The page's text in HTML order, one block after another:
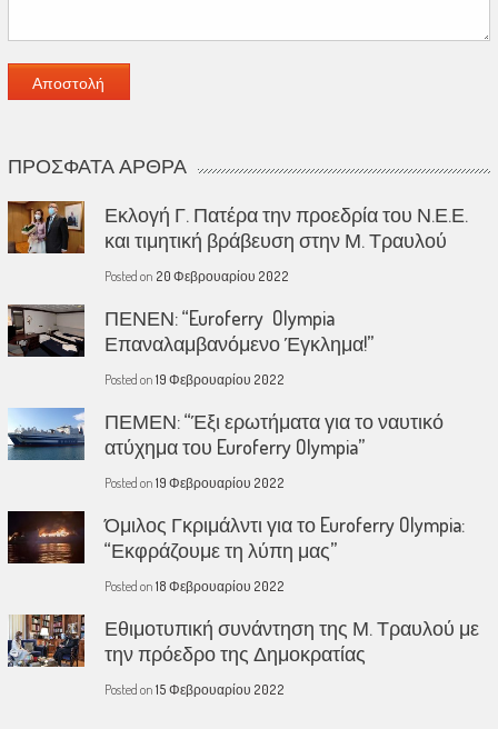
ΠΡΌΣΦΑΤΑ ΆΡΘΡΑ
Εκλογή Γ. Πατέρα την προεδρία του Ν.Ε.Ε.
και τιμητική βράβευση στην Μ. Τραυλού
Posted on 20 Φεβρουαρίου 2022
ΠΕΝΕΝ: “Euroferry Olympia
Επαναλαμβανόμενο Έγκλημα!”
Posted on 19 Φεβρουαρίου 2022
ΠΕΜΕΝ: “Έξι ερωτήματα για το ναυτικό
ατύχημα του Euroferry Olympia”
Posted on 19 Φεβρουαρίου 2022
Όμιλος Γκριμάλντι για το Euroferry Olympia:
“Εκφράζουμε τη λύπη μας”
Posted on 18 Φεβρουαρίου 2022
Εθιμοτυπική συνάντηση της Μ. Τραυλού με
την πρόεδρο της Δημοκρατίας
Posted on 15 Φεβρουαρίου 2022